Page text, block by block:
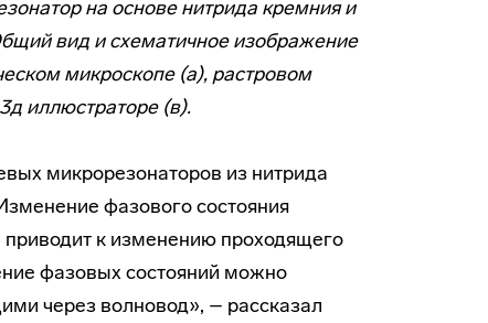
на основе нитрида кремния и
вид и схематичное изображение
микроскопе (а), растровом
иллюстраторе (в).
микрорезонаторов из нитрида
фазового состояния
приводит к изменению проходящего
фазовых состояний можно
через волновод», – рассказал